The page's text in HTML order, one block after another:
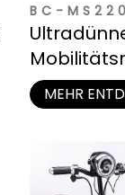
BC-MS220
kompakte
MEHR